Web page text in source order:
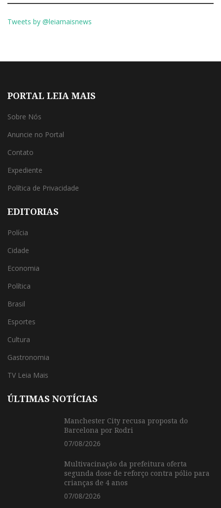
Tweets by @leiamaisnews
PORTAL LEIA MAIS
Sobre Nós
Anuncie no Portal
Contato
Expediente
Política de Privacidade
EDITORIAS
Polícia
Cidade
Economia
Política
Brasil
Esportes
Cultura
Gastronomia
TV Leia Mais
ÚLTIMAS NOTÍCIAS
Manchester City recusa proposta do
Barcelona por Rodri
07/08/2026
Multivacinação da prefeitura oferta
segunda dose de reforço contra pólio para
crianças de 4 anos
07/08/2026